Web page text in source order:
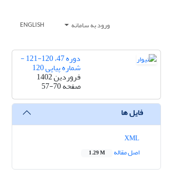
ورود به سامانه ENGLISH
دوره 47، 120-121 -
شماره پیاپی 120
فروردین 1402
صفحه57-70
فایل ها
اصل مقاله
1.29 M